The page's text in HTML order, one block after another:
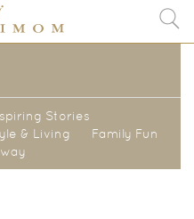
Stories
& Living
Family Fun